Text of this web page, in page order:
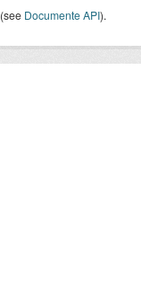
(see Documente API).